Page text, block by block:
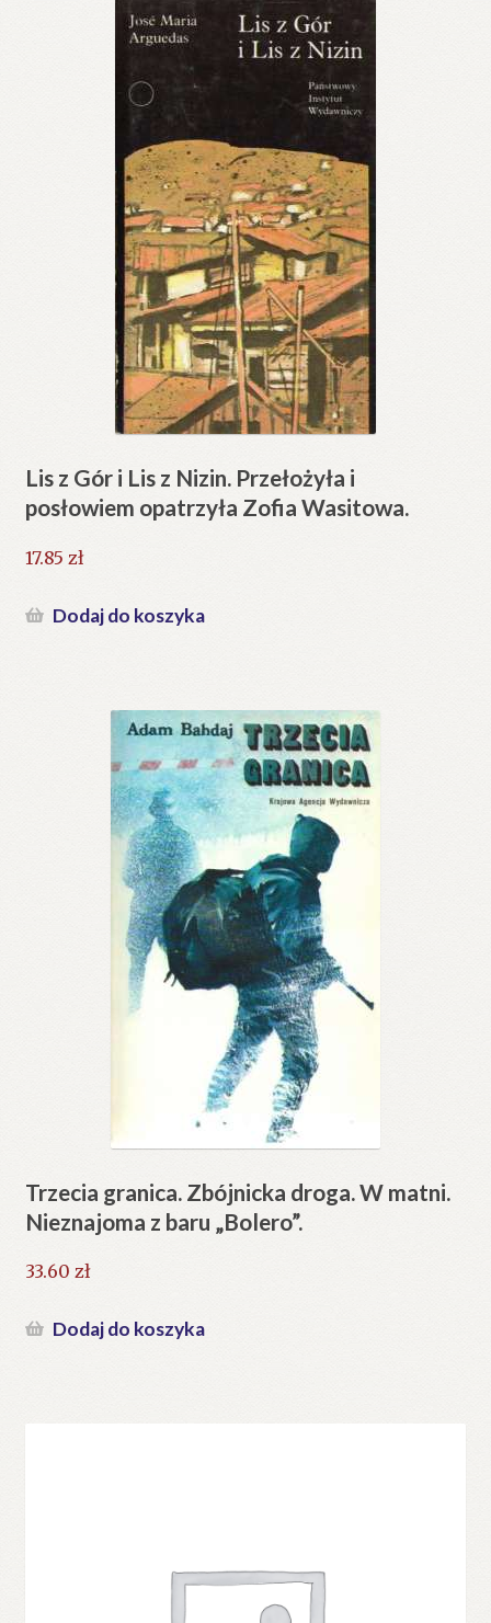
Lis z Gór i Lis z Nizin. Przełożyła i
posłowiem opatrzyła Zofia Wasitowa.
17.85 zł
Dodaj do koszyka
Trzecia granica. Zbójnicka droga. W matni.
Nieznajoma z baru „Bolero”.
33.60 zł
Dodaj do koszyka